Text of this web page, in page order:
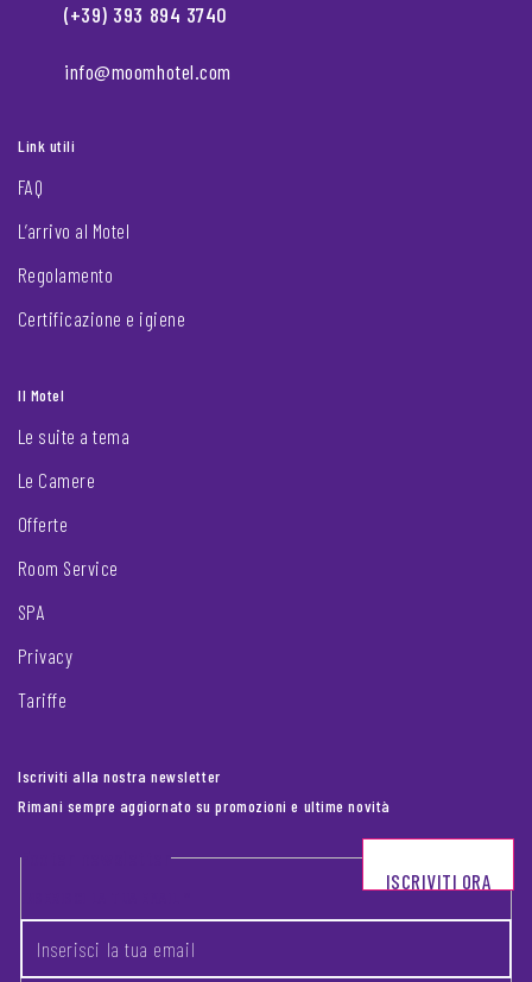
(+39) 393 894 3740
info@moomhotel.com
Link utili
FAQ
L’arrivo al Motel
Regolamento
Certificazione e igiene
Il Motel
Le suite a tema
Le Camere
Offerte
Room Service
SPA
Privacy
Tariffe
Iscriviti alla nostra newsletter
Rimani sempre aggiornato su promozioni e ultime novità
Footer newsletter
ISCRIVITI ORA